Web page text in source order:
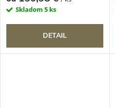
Skladom 5 ks
DETAIL